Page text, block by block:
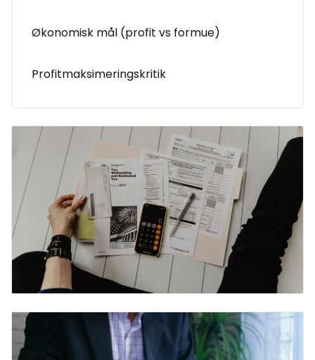
Økonomisk mål (profit vs formue)
Profitmaksimeringskritik